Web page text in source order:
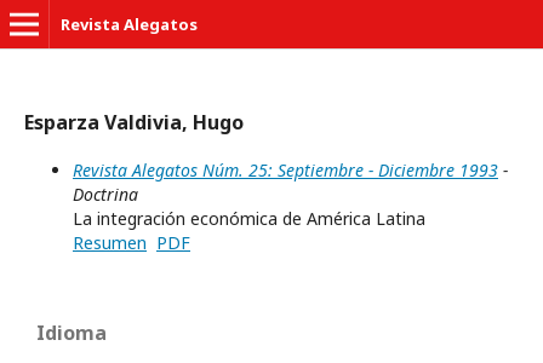
Revista Alegatos
Esparza Valdivia, Hugo
Revista Alegatos Núm. 25: Septiembre - Diciembre 1993 -
Doctrina
La integración económica de América Latina
Resumen PDF
Idioma